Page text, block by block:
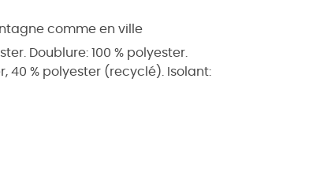
comme en ville
Doublure: 100 % polyester.
40 % polyester (recyclé). Isolant: